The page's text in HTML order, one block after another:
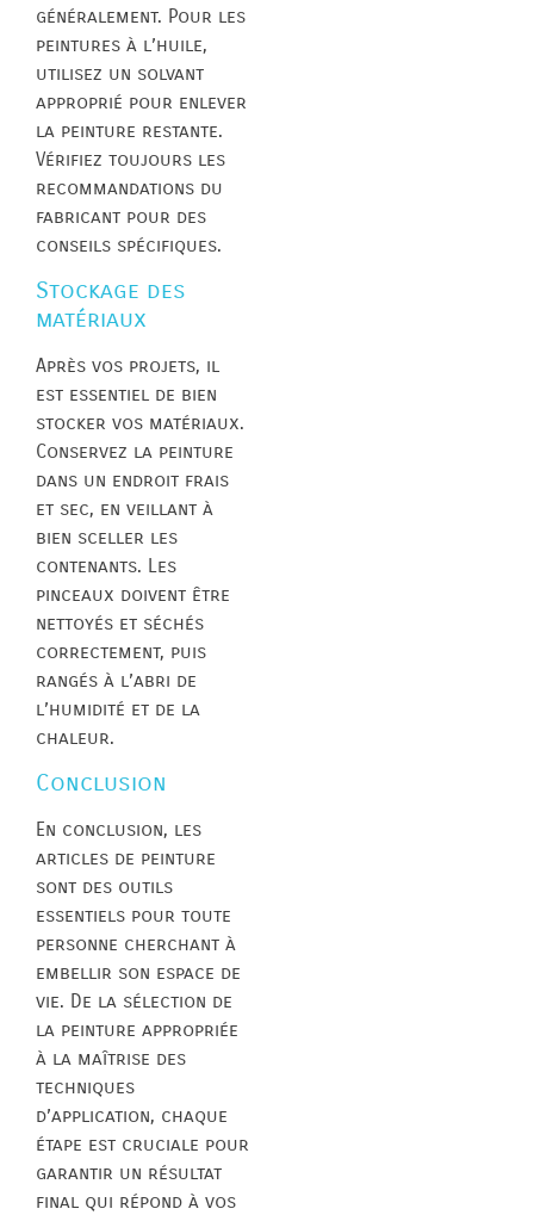
généralement. Pour les
peintures à l’huile,
utilisez un solvant
approprié pour enlever
la peinture restante.
Vérifiez toujours les
recommandations du
fabricant pour des
conseils spécifiques.
Stockage des
matériaux
Après vos projets, il
est essentiel de bien
stocker vos matériaux.
Conservez la peinture
dans un endroit frais
et sec, en veillant à
bien sceller les
contenants. Les
pinceaux doivent être
nettoyés et séchés
correctement, puis
rangés à l’abri de
l’humidité et de la
chaleur.
Conclusion
En conclusion, les
articles de peinture
sont des outils
essentiels pour toute
personne cherchant à
embellir son espace de
vie. De la sélection de
la peinture appropriée
à la maîtrise des
techniques
d’application, chaque
étape est cruciale pour
garantir un résultat
final qui répond à vos